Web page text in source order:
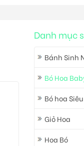
Danh mục
Bánh Sinh
Bó Hoa
Bó hoa
Giỏ Hoa
Hoa Bó